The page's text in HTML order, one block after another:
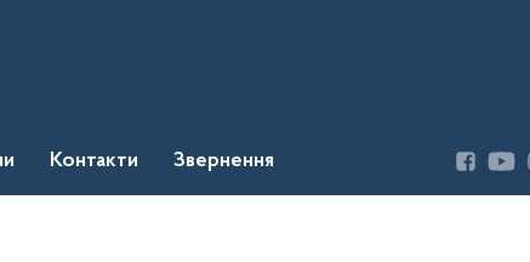
Контакти Звернення